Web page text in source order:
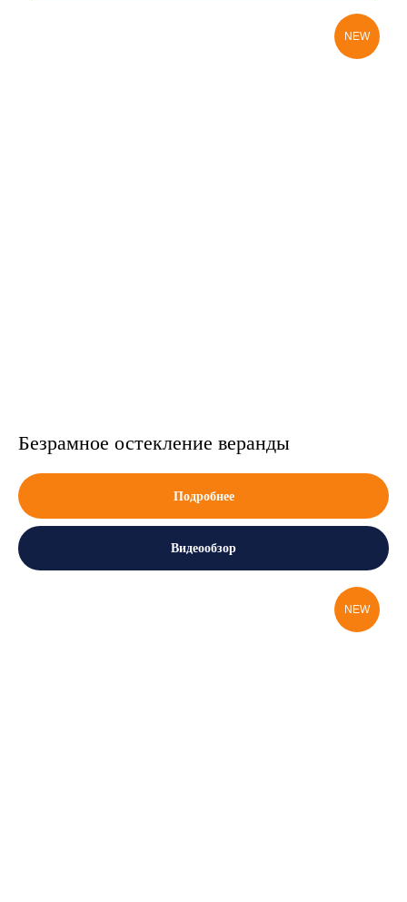
NEW
Безрамное остекление веранды
Подробнее
Видеообзор
NEW